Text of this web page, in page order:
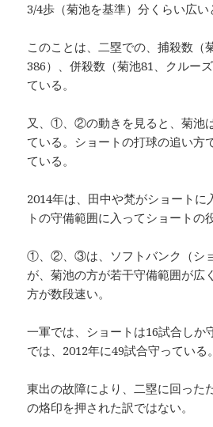
3/4歩（菊池を基準）分くらい広い
このことは、二塁での、捕殺数（
386）、併殺数（菊池81、クルー
ている。
又、①、②の動きを見ると、菊池
ている。ショートの打球の追い方
ている。
2014年は、田中や梵がショートに
トの守備範囲に入ってショートの
①、②、③は、ソフトバンク（シ
が、菊池の方が若干守備範囲が広
方が数段速い。
一軍では、ショートは16試合しか
では、2012年に49試合守っている。
東出の故障により、二塁に回った
の烙印を押された訳ではない。